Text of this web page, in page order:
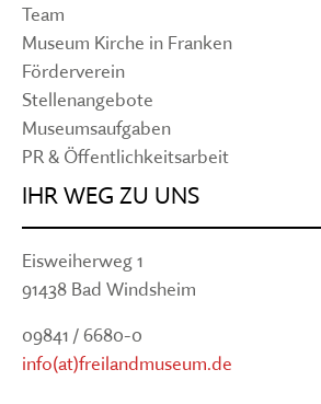
Team
Museum Kirche in Franken
Förderverein
Stellenangebote
Museumsaufgaben
PR & Öffentlichkeitsarbeit
IHR WEG ZU UNS
Eisweiherweg 1
91438 Bad Windsheim
09841 / 6680-0
info(at)freilandmuseum.de